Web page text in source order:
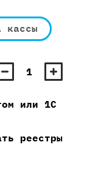
кассы
1
или 1С
реестры